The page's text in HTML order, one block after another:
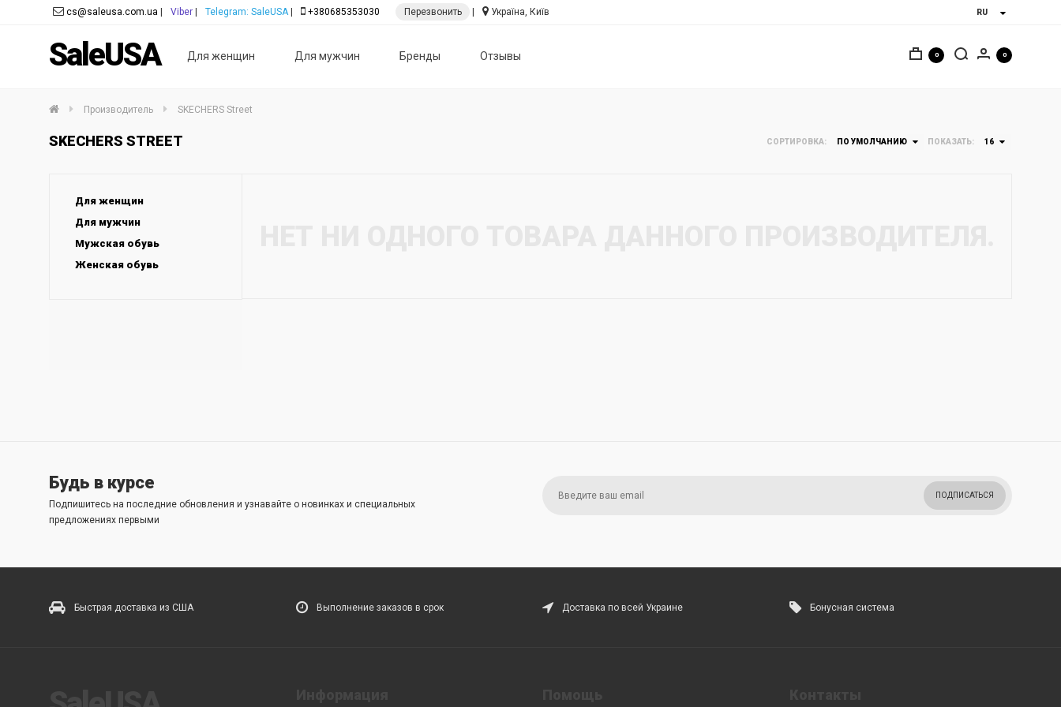
SaleUSA Для женщин Для мужчин Бренды Отзывы
cs@saleusa.com.ua Viber Telegram: SaleUSA| +380685353030 Перезвонить Україна, Київ
0 0
Производитель SKECHERS Street
SKECHERS STREET СОРТИРОВКА: ПО УМОЛЧАНИЮ ПОКАЗАТЬ: 16
Для женщин
Для мужчин
Мужская обувь
Женская обувь
Будь в курсе
Подпишитесь на последние обновления и узнавайте о новинках и специальных
предложениях первыми
ПОДПИСАТЬСЯ
Быстрая доставка из США Выполнение заказов в срок Доставка по всей Украине Бонусная система